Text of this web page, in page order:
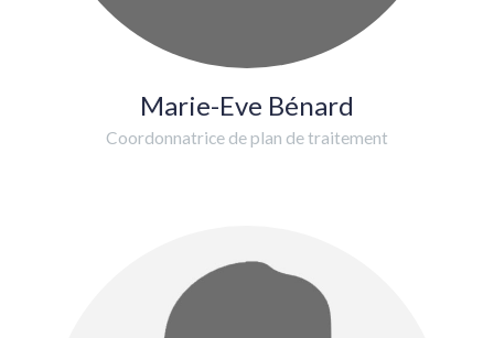
Marie-Eve Bénard
Coordonnatrice de plan de traitement